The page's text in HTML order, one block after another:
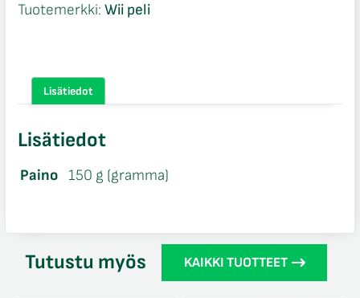
Tuotemerkki: Wii peli
Lisätiedot
Lisätiedot
Paino 150 g (gramma)
Tutustu myös KAIKKI TUOTTEET